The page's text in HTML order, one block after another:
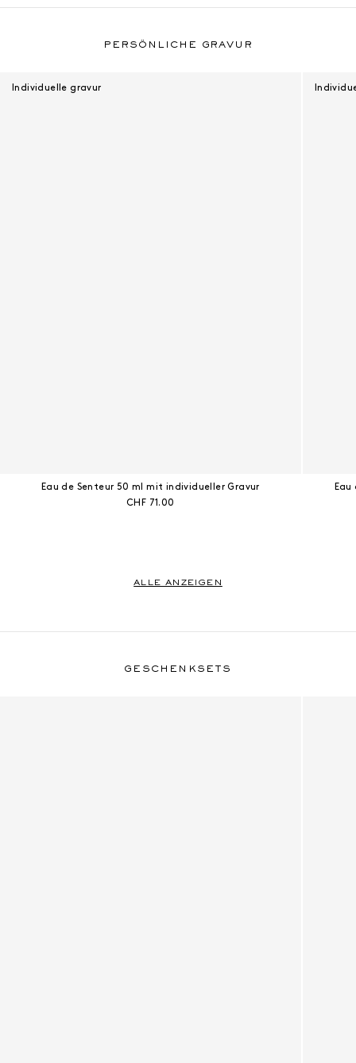
PERSÖNLICHE GRAVUR
Individuelle gravur
Eau de Senteur 50 ml mit individueller Gravur
Aktueller Preis:
CHF 71.00
ALLE ANZEIGEN
GESCHENKSETS